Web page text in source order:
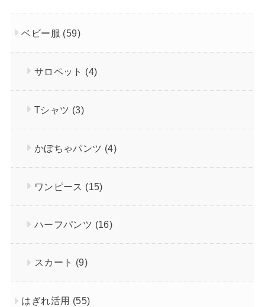
ベビー服 (59)
サロペット (4)
Tシャツ (3)
かぼちゃパンツ (4)
ワンピース (15)
ハーフパンツ (16)
スカート (9)
はぎれ活用 (55)